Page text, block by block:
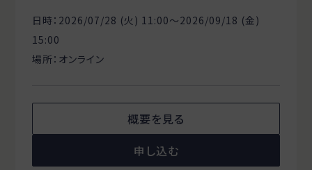
日時：2026/07/28 (火) 11:00〜2026/09/18 (金)
15:00
場所：オンライン
概要を見る
申し込む